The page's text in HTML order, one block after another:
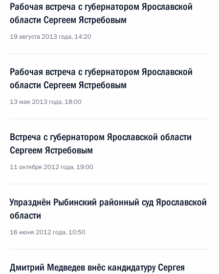
Рабочая встреча с губернатором Ярославской
области Сергеем Ястребовым
19 августа 2013 года, 14:20
Рабочая встреча с губернатором Ярославской
области Сергеем Ястребовым
13 мая 2013 года, 18:00
Встреча с губернатором Ярославской области
Сергеем Ястребовым
11 октября 2012 года, 19:00
Упразднён Рыбинский районный суд Ярославской
области
16 июня 2012 года, 10:50
Дмитрий Медведев внёс кандидатуру Сергея